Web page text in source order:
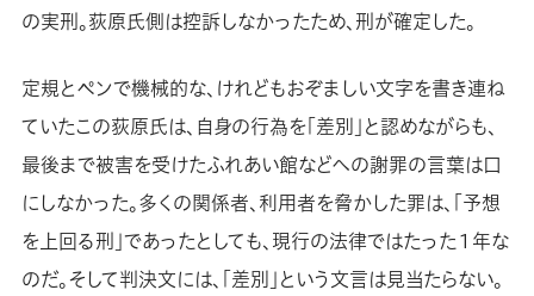
の実刑。荻原氏側は控訴しなかったため、刑が確定した。
定規とペンで機械的な、けれどもおぞましい文字を書き連ね
ていたこの荻原氏は、自身の行為を「差別」と認めながらも、
最後まで被害を受けたふれあい館などへの謝罪の言葉は口
にしなかった。多くの関係者、利用者を脅かした罪は、「予想
を上回る刑」であったとしても、現行の法律ではたった１年な
のだ。そして判決文には、「差別」という文言は見当たらない。